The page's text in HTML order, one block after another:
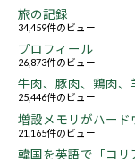
旅の記録
34,459件のビュー
プロフィール
26,873件のビュー
牛肉、豚肉、鶏肉、
25,446件のビュー
増設メモリがハード
21,165件のビュー
韓国を英語で「コリ